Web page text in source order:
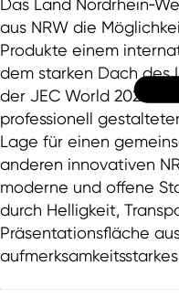
Das Land
aus NRW die
Produkte einem
dem starken Dach des
der JEC World 2027
professionell
Lage für einen
anderen innovativen
moderne und offene
durch Helligkeit,
Präsentationsfläche